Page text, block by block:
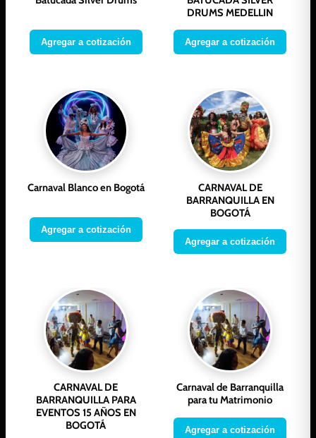
Agregar a cotización
DRUMS MEDELLIN
Agregar a cotización
Carnaval Blanco en Bogotá
Agregar a cotización
CARNAVAL DE
BARRANQUILLA EN
BOGOTÁ
Agregar a cotización
CARNAVAL DE
BARRANQUILLA PARA
EVENTOS 15 AÑOS EN
BOGOTÁ
Carnaval de Barranquilla
para tu Matrimonio
Agregar a cotización